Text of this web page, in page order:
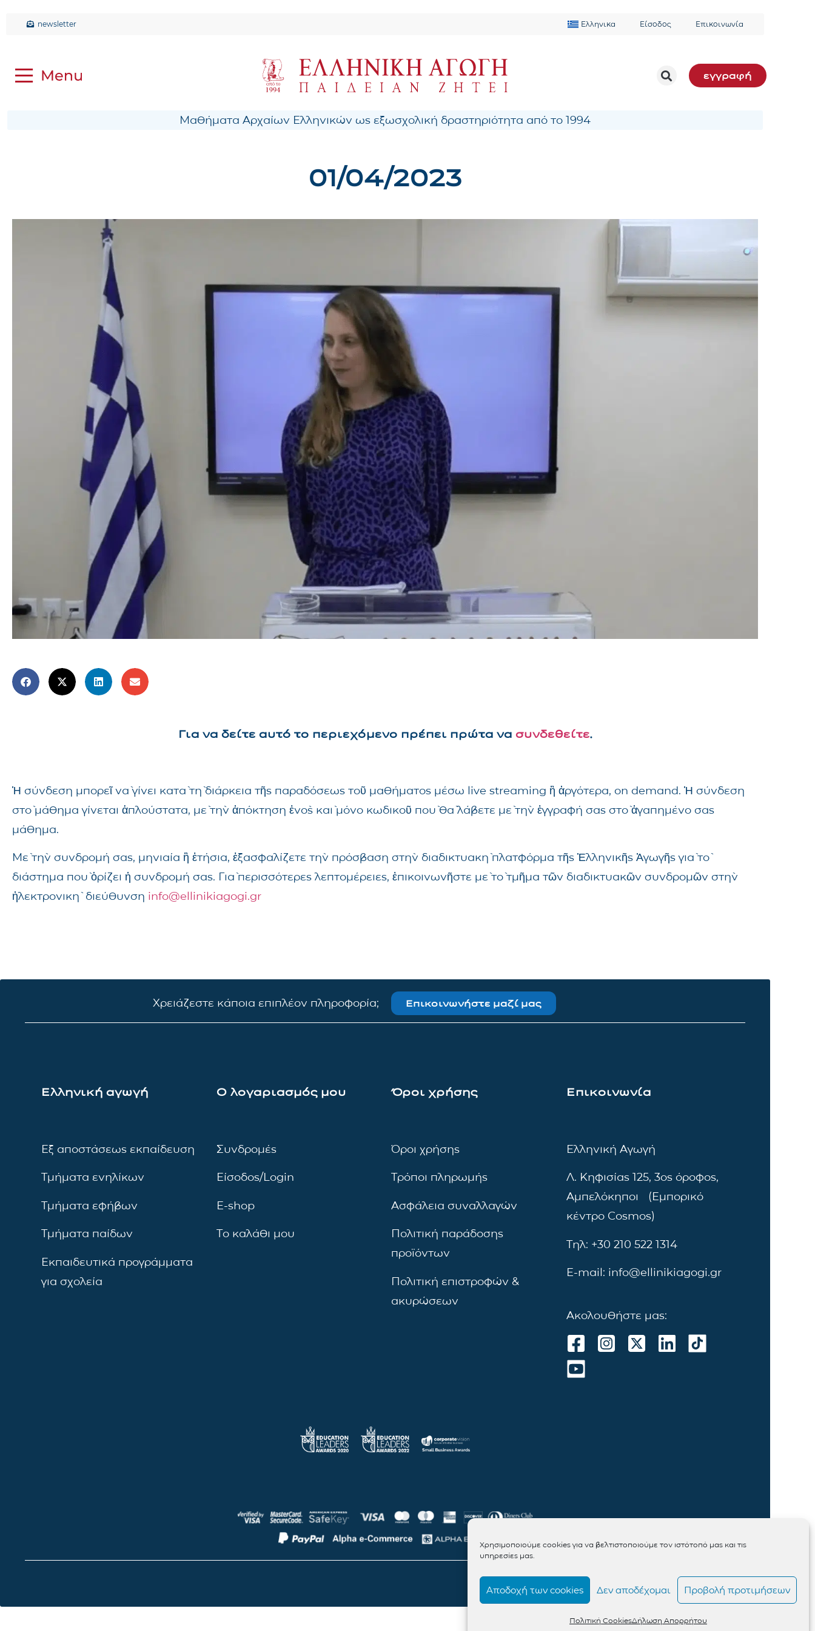
Χρησιμοποιούμε cookies για να βελτιστοποιούμε τον ιστότοπό μας και τις
υπηρεσίες μας.
Αποδοχή των cookies Δεν αποδέχομαι Προβολή προτιμήσεων
Πολιτική CookiesΔήλωση Απορρήτου
newsletter Ελληνικα Είσοδος Επικοινωνία
εγγραφή
Μαθήματα Αρχαίων Ελληνικών ως εξωσχολική δραστηριότητα από το 1994
01/04/2023
Για να δείτε αυτό το περιεχόμενο πρέπει πρώτα να συνδεθείτε.
Ἡ σύνδεση μπορεῖ νὰ γίνει κατὰ τὴ διάρκεια τῆς παραδόσεως τοῦ μαθήματος μέσω live streaming ἢ ἀργότερα, on demand. Ἡ σύνδεση
στὸ μάθημα γίνεται ἁπλούστατα, μὲ τὴν ἀπόκτηση ἑνὸς καὶ μόνο κωδικοῦ ποὺ θὰ λάβετε μὲ τὴν ἐγγραφή σας στὸ ἀγαπημένο σας
μάθημα.
Μὲ τὴν συνδρομή σας, μηνιαία ἢ ἐτήσια, ἐξασφαλίζετε τὴν πρόσβαση στὴν διαδικτυακὴ πλατφόρμα τῆς Ἑλληνικῆς Ἀγωγῆς γιὰ τὸ
διάστημα ποὺ ὁρίζει ἡ συνδρομή σας. Γιὰ περισσότερες λεπτομέρειες, ἐπικοινωνῆστε μὲ τὸ τμῆμα τῶν διαδικτυακῶν συνδρομῶν στὴν
ἠλεκτρονικὴ διεύθυνση info@ellinikiagogi.gr
Χρειάζεστε κάποια επιπλέον πληροφορία; Επικοινωνήστε μαζί μας
Ελληνική αγωγή
Εξ αποστάσεως εκπαίδευση
Τμήματα ενηλίκων
Τμήματα εφήβων
Τμήματα παίδων
Εκπαιδευτικά προγράμματα
για σχολεία
Ο λογαριασμός μου
Συνδρομές
Είσοδος/Login
E-shop
Το καλάθι μου
Όροι χρήσης
Όροι χρήσης
Τρόποι πληρωμής
Ασφάλεια συναλλαγών
Πολιτική παράδοσης
προϊόντων
Πολιτική επιστροφών &
ακυρώσεων
Επικοινωνία
Ελληνική Αγωγή
Λ. Κηφισίας 125, 3ος όροφος,
Αμπελόκηποι (Εμπορικό
κέντρο Cosmos)
Τηλ: +30 210 522 1314
E-mail: info@ellinikiagogi.gr
Ακολουθήστε μας: